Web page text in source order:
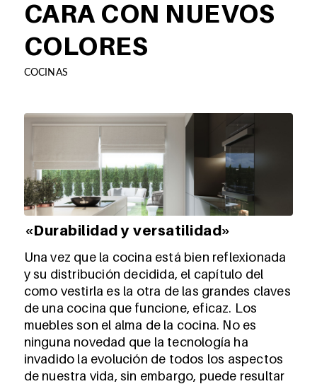
CARA CON NUEVOS
COLORES
COCINAS
«Durabilidad y versatilidad»
Una vez que la cocina está bien reflexionada
y su distribución decidida, el capítulo del
como vestirla es la otra de las grandes claves
de una cocina que funcione, eficaz. Los
muebles son el alma de la cocina. No es
ninguna novedad que la tecnología ha
invadido la evolución de todos los aspectos
de nuestra vida, sin embargo, puede resultar